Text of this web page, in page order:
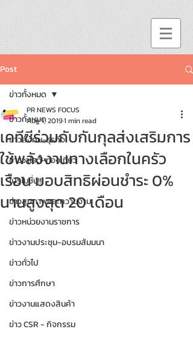
Post
ข่าวทั้งหมด
ข่าวสังคม-ธุรกิจ
ข่าววาไรตี้-ท่องเที่ยว
โปรโมชั่น!!
ข่าวสุขภาพและความงาม
ข่าวหน่วยงานราชการ
ข่าวงานประชุม-อบรมสัมมนา
ข่าวทั่วไป
ข่าวการศึกษา
ข่าวงานแสดงสินค้า
ข่าว CSR - กิจกรรม
ข่าวทั้งหมด
เคทีซีร่วมกับกันกุลส่งเสริมการ
ใช้พลังงานทางเลือกในครัว
เรือน มอบสิทธิผ่อนชำระ 0%
นานสูงสุด 20 เดือน
PR NEWS FOCUS
Aug 1, 20191 min read